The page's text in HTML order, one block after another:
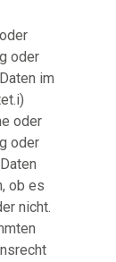
oder
im
oder
oder
ob es
nicht.